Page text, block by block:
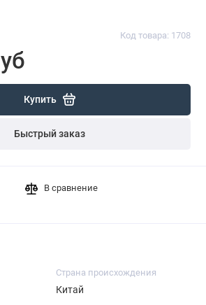
Код товара: 1708
Купить
Быстрый заказ
В сравнение
Страна происхождения
Китай